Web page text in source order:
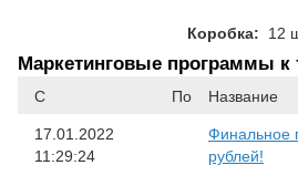
Коробка: 12
Маркетинговые программы к
С По Название
17.01.2022
11:29:24
Финальное
рублей!